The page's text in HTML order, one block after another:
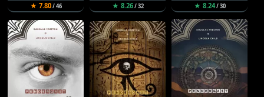
★ 7.80/ 46 ★ 8.26/ 32 ★ 8.24/ 30